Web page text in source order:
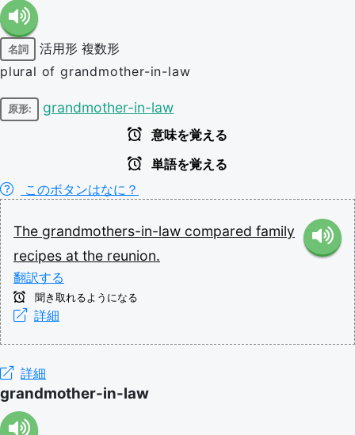
名詞 活用形 複数形
plural of grandmother-in-law
原形: grandmother-in-law
意味を覚える
単語を覚える
このボタンはなに？
The grandmothers-in-law compared family
recipes at the reunion.
翻訳する
聞き取れるようになる
詳細
詳細
grandmother-in-law